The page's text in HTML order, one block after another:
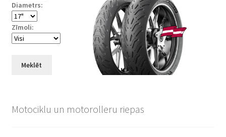
Diametrs:
Zīmoli:
Meklēt
Motociklu un motorolleru riepas